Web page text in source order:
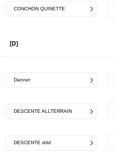
CONCHON QUINETTE
[D]
Danner
DESCENTE ALLTERRAIN
DESCENTE ddd